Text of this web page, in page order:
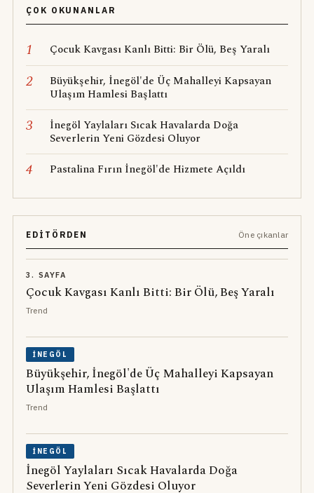
ÇOK OKUNANLAR
1 Çocuk Kavgası Kanlı Bitti: Bir Ölü, Beş Yaralı
2
Büyükşehir, İnegöl'de Üç Mahalleyi Kapsayan
Ulaşım Hamlesi Başlattı
3
İnegöl Yaylaları Sıcak Havalarda Doğa
Severlerin Yeni Gözdesi Oluyor
4 Pastalina Fırın İnegöl'de Hizmete Açıldı
EDITÖRDEN Öne çıkanlar
3. SAYFA
Çocuk Kavgası Kanlı Bitti: Bir Ölü, Beş Yaralı
Trend
İNEGÖL
Büyükşehir, İnegöl'de Üç Mahalleyi Kapsayan
Ulaşım Hamlesi Başlattı
Trend
İNEGÖL
İnegöl Yaylaları Sıcak Havalarda Doğa
Severlerin Yeni Gözdesi Oluyor